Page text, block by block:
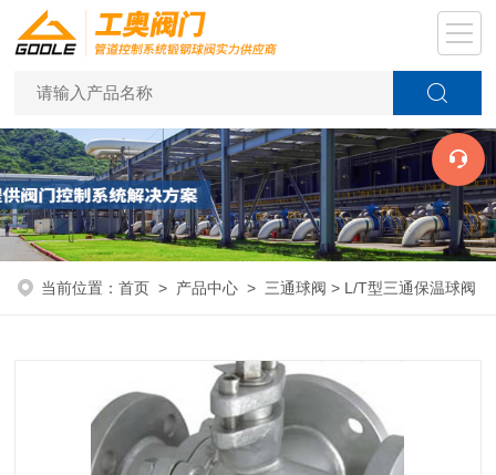
当前位置：首页 > 产品中心 > 三通球阀 > L/T型三通保温球阀